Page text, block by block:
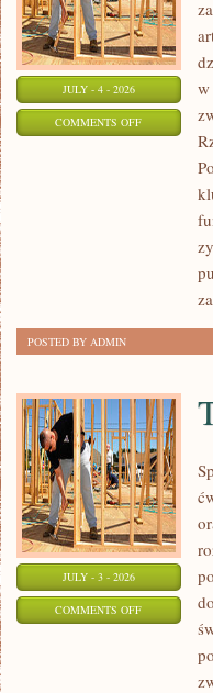
JULY - 4 - 2026
COMMENTS OFFON
TAJEMNICE
w
POSTED BY ADMIN
JULY - 3 - 2026
COMMENTS OFFON